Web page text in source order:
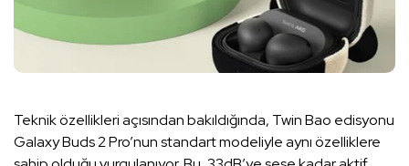
Teknik özellikleri açısından bakıldığında, Twin Bao edisyonu
Galaxy Buds 2 Pro’nun standart modeliyle aynı özelliklere